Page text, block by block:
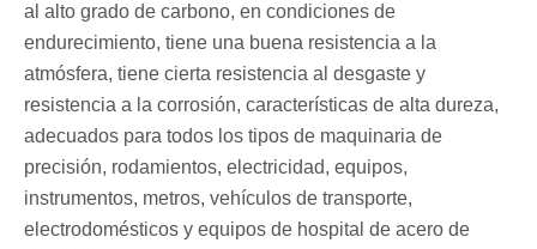
al alto grado de carbono, en condiciones de
endurecimiento, tiene una buena resistencia a la
atmósfera, tiene cierta resistencia al desgaste y
resistencia a la corrosión, características de alta dureza,
adecuados para todos los tipos de maquinaria de
precisión, rodamientos, electricidad, equipos,
instrumentos, metros, vehículos de transporte,
electrodomésticos y equipos de hospital de acero de